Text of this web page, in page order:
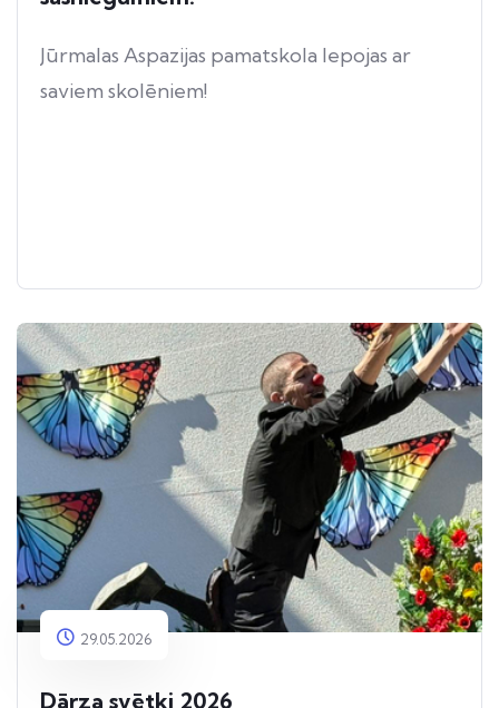
Jūrmalas Aspazijas pamatskola lepojas ar
saviem skolēniem!
29.05.2026
Dārza svētki 2026